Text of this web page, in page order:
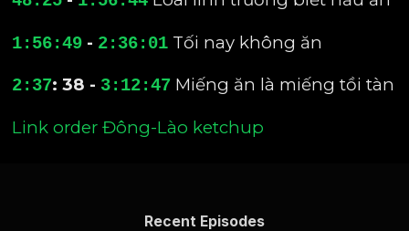
1:56:49 - 2:36:01 Tối nay không ăn
2:37: 38 - 3:12:47 Miếng ăn là miếng tồi tàn
Link order Đông-Lào ketchup
Recent Episodes